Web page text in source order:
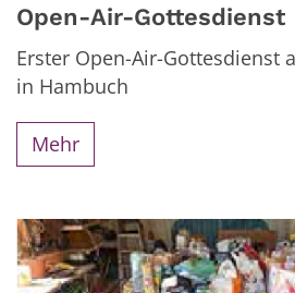
Open-Air-Gottesdienst
Erster Open-Air-Gottesdienst
in Hambuch
Mehr